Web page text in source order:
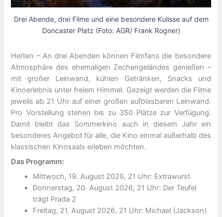
Drei Abende, drei Filme und eine besondere Kulisse auf dem
Doncaster Platz (Foto: AGR/ Frank Rogner)
Herten – An drei Abenden können Filmfans die besondere
Atmosphäre des ehemaligen Zechengeländes genießen –
mit großer Leinwand, kühlen Getränken, Snacks und
Kinoerlebnis unter freiem Himmel. Gezeigt werden die Filme
jeweils ab 21 Uhr auf einer großen aufblasbaren Leinwand.
Pro Vorstellung stehen bis zu 350 Plätze zur Verfügung.
Damit bleibt das Sommerkino auch in diesem Jahr ein
besonderes Angebot für alle, die Kino einmal außerhalb des
klassischen Kinosaals erleben möchten.
Das Programm:
Mittwoch, 19. August 2026, 21 Uhr: Extrawurst
Donnerstag, 20. August 2026, 21 Uhr: Der Teufel
trägt Prada 2
Freitag, 21. August 2026, 21 Uhr: Michael (Jackson)